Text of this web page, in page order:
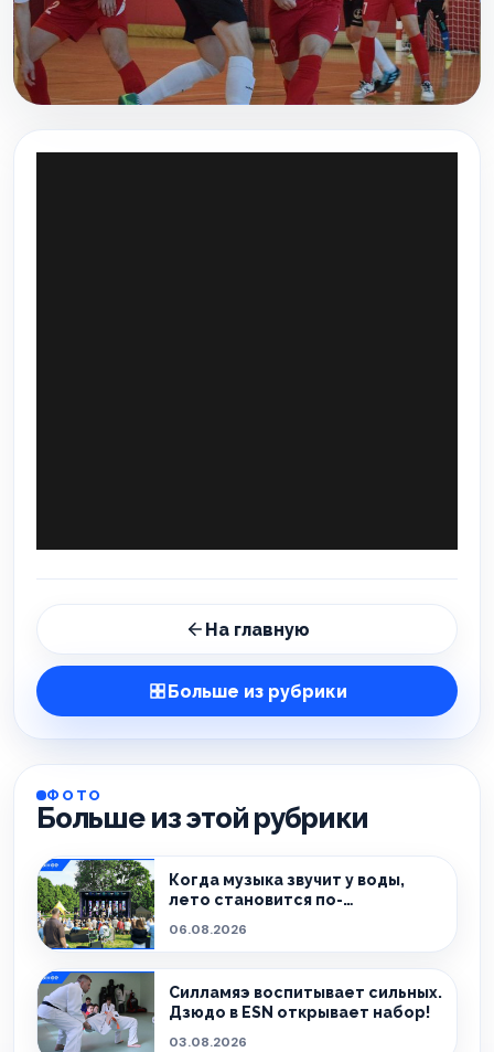
На главную
Больше из рубрики
ФОТО
Больше из этой рубрики
Когда музыка звучит у воды,
лето становится по-
06.08.2026
Силламяэ воспитывает сильных.
Дзюдо в ESN открывает набор!
03.08.2026